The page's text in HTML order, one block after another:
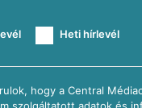
Heti hírlevél
hogy a Central
szolgáltatott adatok és